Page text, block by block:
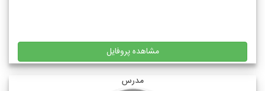
مشاهده پروفایل
مدرس